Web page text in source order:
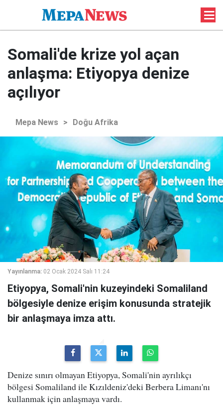
Somali'de krize yol açan
anlaşma: Etiyopya denize
açılıyor
Mepa News > Doğu Afrika
Yayınlanma: 02 Ocak 2024 Salı 11:24
Etiyopya, Somali'nin kuzeyindeki Somaliland
bölgesiyle denize erişim konusunda stratejik
bir anlaşmaya imza attı.
Denize sınırı olmayan Etiyopya, Somali'nin ayrılıkçı
bölgesi Somaliland ile Kızıldeniz'deki Berbera Limanı'nı
kullanmak için anlaşmaya vardı.